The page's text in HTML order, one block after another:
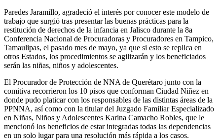
Paredes Jaramillo, agradeció el interés por conocer este modelo de
trabajo que surgió tras presentar las buenas prácticas para la
restitución de derechos de la infancia en Jalisco durante la 8a
Conferencia Nacional de Procuradoras y Procuradores en Tampico,
Tamaulipas, el pasado mes de mayo, ya que si esto se replica en
otros Estados, los procedimientos se agilizarán y los beneficiados
serán las niñas, niños y adolescentes.
El Procurador de Protección de NNA de Querétaro junto con la
comitiva recorrieron los 10 pisos que conforman Ciudad Niñez en
donde pudo platicar con los responsables de las distintas áreas de la
PPNNA, así como con la titular del Juzgado Familiar Especializado
en Niñas, Niños y Adolescentes Karina Camacho Robles, que le
mencionó los beneficios de estar integradas todas las dependencias
en un solo lugar para una resolución más rápida a los casos.